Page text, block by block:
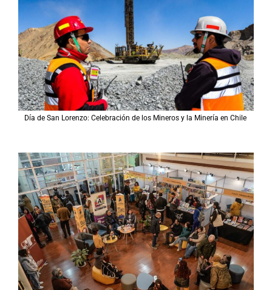
Día de San Lorenzo: Celebración de los Mineros y la Minería en Chile